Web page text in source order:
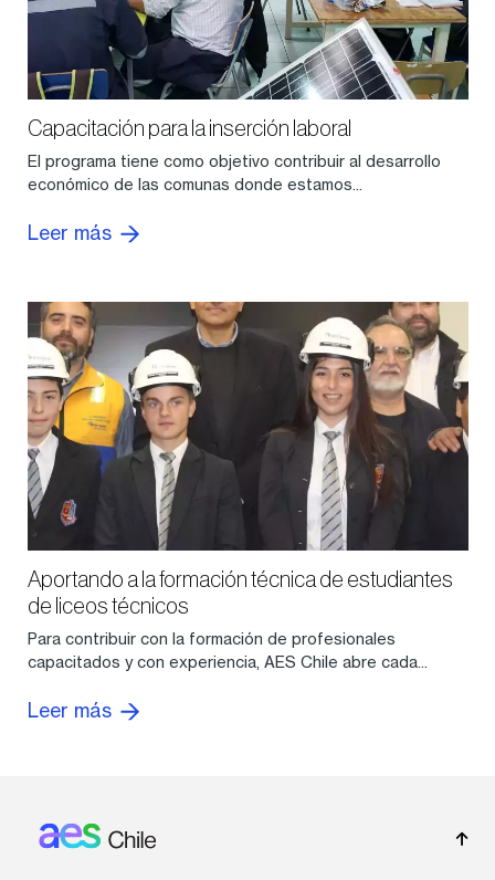
Capacitación para la inserción laboral
El programa tiene como objetivo contribuir al desarrollo
económico de las comunas donde estamos...
Leer más
Aportando a la formación técnica de estudiantes
de liceos técnicos
Para contribuir con la formación de profesionales
capacitados y con experiencia, AES Chile abre cada...
Leer más